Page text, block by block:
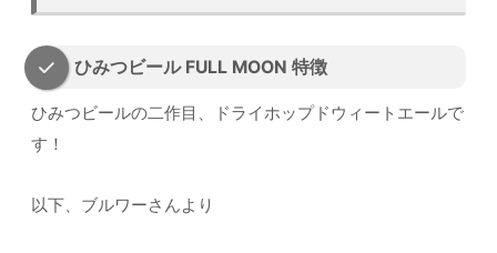
ひみつビール FULL MOON 特徴
ひみつビールの二作目、ドライホップドウィートエールで
す！
以下、ブルワーさんより